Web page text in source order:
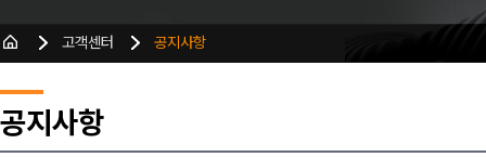
고객센터 공지사항
공지사항